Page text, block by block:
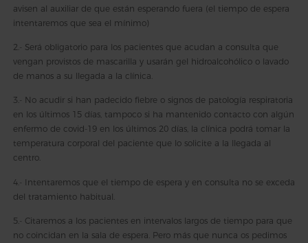
avisen al auxiliar de que están esperando fuera (el tiempo de espera
intentaremos que sea el mínimo)
2.- Será obligatorio para los pacientes que acudan a consulta que
vengan provistos de mascarilla y usarán gel hidroalcohólico o lavado
de manos a su llegada a la clínica.
3.- No acudir si han padecido fiebre o signos de patología respiratoria
en los últimos 15 días, tampoco si ha mantenido contacto con algún
enfermo de covid-19 en los últimos 20 días, la clínica podrá tomar la
temperatura corporal del paciente que lo solicite a la llegada al
centro.
4.- Intentaremos que el tiempo de espera y en consulta no se exceda
del tratamiento habitual.
5.- Citaremos a los pacientes en intervalos largos de tiempo para que
no coincidan en la sala de espera. Pero más que nunca os pedimos